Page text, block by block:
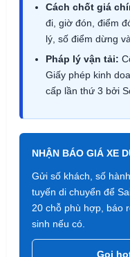
Cách chốt giá
đi, giờ đón, điểm
lý, số điểm dừng
Pháp lý vận tải:
Giấy phép kinh
cấp lần thứ 3 bởi
NHẬN BÁO GIÁ XE
Gửi số khách, số
tuyến di chuyển để
20 chỗ phù hợp, báo
sinh nếu có.
Gọi